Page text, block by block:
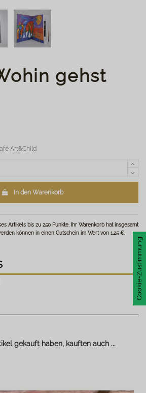
gehst
Art&Child
In den Warenkorb
Artikels bis zu 250 Punkte. Ihr Warenkorb hat insgesamt
können in einen Gutschein im Wert von 1,25 €.
gekauft haben, kauften auch ...
Cookie-Zustimmung